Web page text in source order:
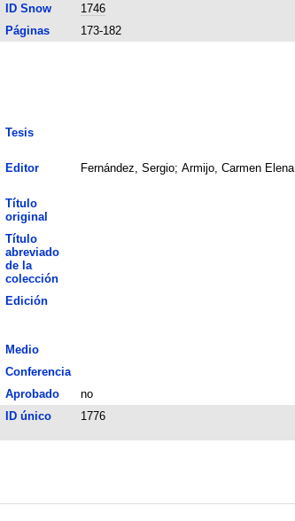
ID Snow
1746
Páginas
173-182
Tesis
Editor Fernández, Sergio; Armijo, Carmen Elena
Título
original
Título
abreviado
de la
colección
Edición
Medio
Conferencia
Aprobado
no
ID único 1776